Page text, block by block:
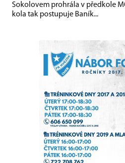
Sokolovem prohrála v předkole
kola tak postupuje Baník...